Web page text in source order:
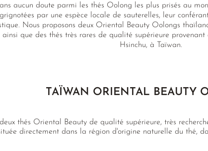
aucun doute parmi les thés Oolong les plus prisés au
par une espèce locale de sauterelles, leur
Nous proposons deux Oriental Beauty Oolongs
que des thés très rares de qualité supérieure
Hsinchu, à Taïwan.
TAÏWAN ORIENTAL BEAUTY
thés Oriental Beauty de qualité supérieure, très
directement dans la région d'origine naturelle du thé,